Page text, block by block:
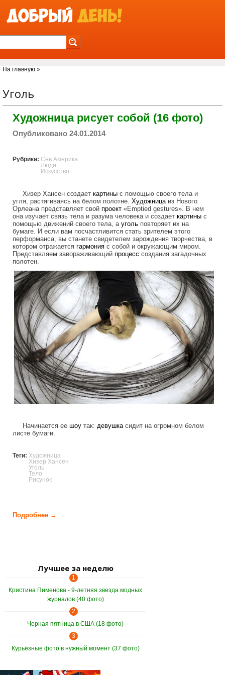
Вы здесь
На главную »
Уголь
Художница рисует собой (16 фото)
Опубликовано 24.01.2014
Рубрики: Сев.Америка
Люди
Искусство
Хизер Хансен создает картины с помощью своего тела и
угля, растягиваясь на белом полотне. Художницаиз Нового
Орлеана представляет свой проект «Emptied gestures». В нем
она изучает связь тела и разума человека и создает картины с
помощью движений своего тела, а уголь повторяет их на
бумаге. И если вам посчастливится стать зрителем этого
перформанса, вы станете свидетелем зарождения творчества, в
котором отражается гармония с собой и окружающим миром.
Представляем завораживающий процесс создания загадочных
полотен.
artist_paints.jpg
Начинается ее шоу так: девушкасидит на огромном белом
листе бумаги.
Теги: Художница
Хизер Хансен
Уголь
Тело
Рисунок
Подробнее →
Лучшее за неделю
1
Кристина Пименова - 9-летняя звезда модных
журналов (40 фото)
2
Черная пятница в США (18 фото)
3
Курьёзные фото в нужный момент (37 фото)